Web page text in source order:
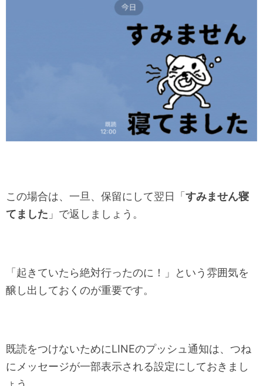
この場合は、一旦、保留にして翌日「 すみません寝
てました 」で返しましょう。
「起きていたら絶対行ったのに！」という雰囲気を
醸し出しておくのが重要です。
既読をつけないためにLINEのプッシュ通知は、つね
にメッセージが一部表示される設定にしておきまし